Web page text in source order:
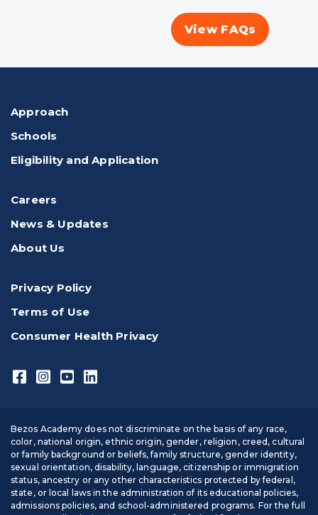
View FAQs
Approach
Schools
Eligibility and Application
Careers
News & Updates
About Us
Privacy Policy
Terms of Use
Consumer Health Privacy
Bezos Academy does not discriminate on the basis of any race,
color, national origin, ethnic origin, gender, religion, creed, cultural
or family background or beliefs, family structure, gender identity,
sexual orientation, disability, language, citizenship or immigration
status, ancestry or any other characteristics protected by federal,
state, or local laws in the administration of its educational policies,
admissions policies, and school-administered programs. For the full